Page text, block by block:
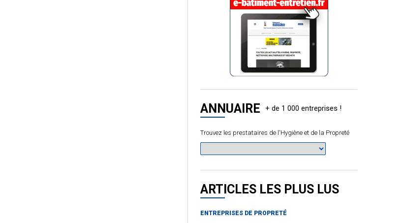
ANNUAIRE
Trouvez les prestataires de l'Hygiène et de la Propreté
ARTICLES LES PLUS LUS
ENTREPRISES DE PROPRETÉ